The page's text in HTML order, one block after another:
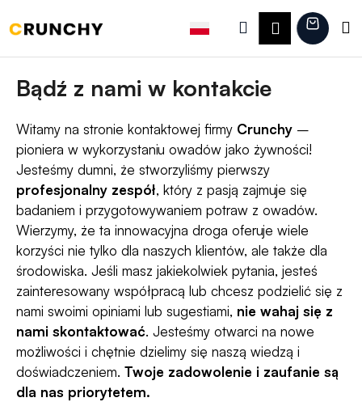
do
treści
SzukajZaloguj
się
Bądź z nami w kontakcie
Witamy na stronie kontaktowej firmy Crunchy –
pioniera w wykorzystaniu owadów jako żywności!
Jesteśmy dumni, że stworzyliśmy pierwszy
profesjonalny zespół, który z pasją zajmuje się
badaniem i przygotowywaniem potraw z owadów.
Wierzymy, że ta innowacyjna droga oferuje wiele
korzyści nie tylko dla naszych klientów, ale także dla
środowiska. Jeśli masz jakiekolwiek pytania, jesteś
zainteresowany współpracą lub chcesz podzielić się z
nami swoimi opiniami lub sugestiami, nie wahaj się z
nami skontaktować. Jesteśmy otwarci na nowe
możliwości i chętnie dzielimy się naszą wiedzą i
doświadczeniem. Twoje zadowolenie i zaufanie są
dla nas priorytetem.
o
s
Z
Z
C
z
e
g
o
s
z
u
k
a
s
z
?